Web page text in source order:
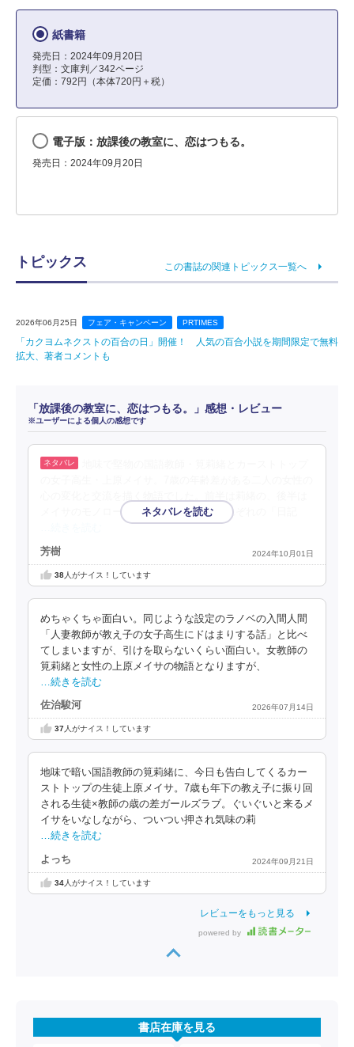
紙書籍
発売日：2024年09月20日
判型：文庫判／342ページ
定価：792円（本体720円＋税）
電子版：放課後の教室に、恋はつもる。
発売日：2024年09月20日
トピックス この書誌の関連トピックス一覧へ
2026年06月25日 フェア・キャンペーン PRTIMES
「カクヨムネクストの百合の日」開催！ 人気の百合小説を期間限定で無料
拡大、著者コメントも
「放課後の教室に、恋はつもる。」感想・レビュー
※ユーザーによる個人の感想です
メイサのモノローグによって進行し、それぞれの「日記
芳樹 2024年10月01日
38人がナイス！しています
めちゃくちゃ面白い。同じような設定のラノベの入間人間
「人妻教師が教え子の女子高生にドはまりする話」と比べ
てしまいますが、引けを取らないくらい面白い。女教師の
筧莉緒と女性の上原メイサの物語となりますが、
…続きを読む
佐治駿河 2026年07月14日
37人がナイス！しています
地味で暗い国語教師の筧莉緒に、今日も告白してくるカー
ストトップの生徒上原メイサ。7歳も年下の教え子に振り回
される生徒×教師の歳の差ガールズラブ。ぐいぐいと来るメ
イサをいなしながら、ついつい押され気味の莉
…続きを読む
よっち 2024年09月21日
34人がナイス！しています
レビューをもっと見る
powered by
書店在庫を見る